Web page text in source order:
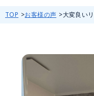
TOP お客様の声 大変良い